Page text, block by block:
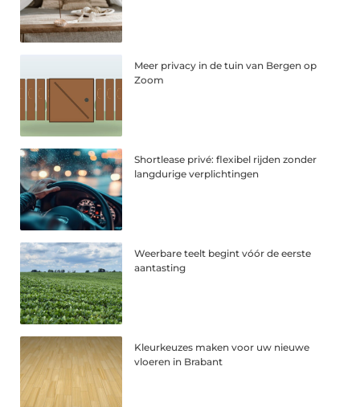
Meer privacy in de tuin van Bergen op
Zoom
Shortlease privé: flexibel rijden zonder
langdurige verplichtingen
Weerbare teelt begint vóór de eerste
aantasting
Kleurkeuzes maken voor uw nieuwe
vloeren in Brabant